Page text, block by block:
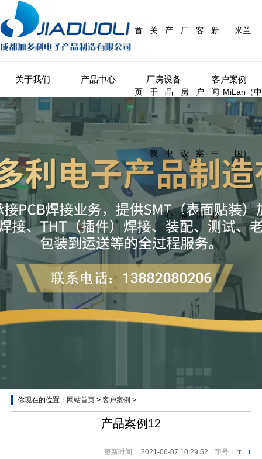
首
页
关
于
我
们
产
品
中
心
厂
房
设
备
客
户
案
例
新
闻
中
心
米兰
MiLan（中
国）
关于我们 产品中心 厂房设备 客户案例
你现在的位置： 网站首页 >客户案例 >
客户案例
产品案例12
更新时间： 2021-06-07 10:29:52 字号： T T